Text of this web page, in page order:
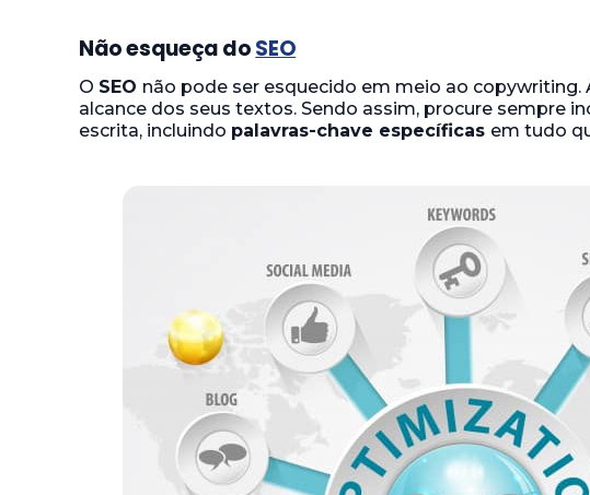
Não esqueça doSEO
O SEO não pode ser esquecido em meio ao copywriting.
alcance dos seus textos. Sendo assim, procure sempre
escrita, incluindo palavras-chave específicas em tudo